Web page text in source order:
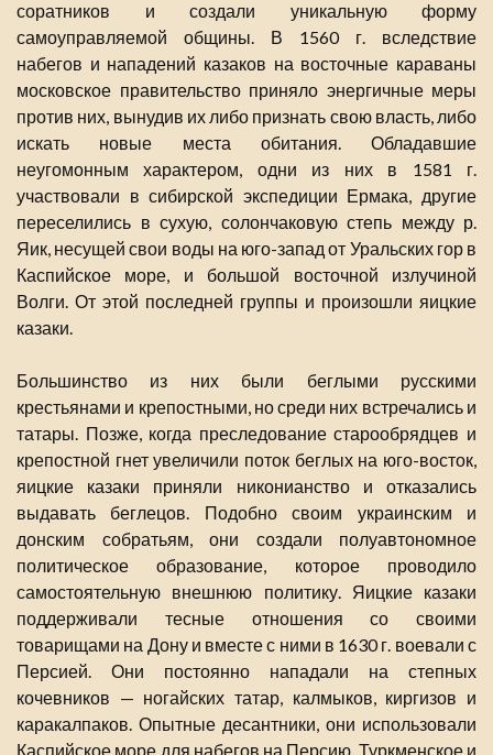
соратников и создали уникальную форму
самоуправляемой общины. В 1560 г. вследствие
набегов и нападений казаков на восточные караваны
московское правительство приняло энергичные меры
против них, вынудив их либо признать свою власть, либо
искать новые места обитания. Обладавшие
неугомонным характером, одни из них в 1581 г.
участвовали в сибирской экспедиции Ермака, другие
переселились в сухую, солончаковую степь между р.
Яик, несущей свои воды на юго-запад от Уральских гор в
Каспийское море, и большой восточной излучиной
Волги. От этой последней группы и произошли яицкие
казаки.
Большинство из них были беглыми русскими
крестьянами и крепостными, но среди них встречались и
татары. Позже, когда преследование старообрядцев и
крепостной гнет увеличили поток беглых на юго-восток,
яицкие казаки приняли никонианство и отказались
выдавать беглецов. Подобно своим украинским и
донским собратьям, они создали полуавтономное
политическое образование, которое проводило
самостоятельную внешнюю политику. Яицкие казаки
поддерживали тесные отношения со своими
товарищами на Дону и вместе с ними в 1630 г. воевали с
Персией. Они постоянно нападали на степных
кочевников — ногайских татар, калмыков, киргизов и
каракалпаков. Опытные десантники, они использовали
Каспийское море для набегов на Персию, Туркменское и